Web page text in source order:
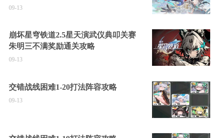
09-13
崩坏星穹铁道2.5星天演武仪典叩关赛
朱明三不满奖励通关攻略
09-13
交错战线困难1-20打法阵容攻略
09-13